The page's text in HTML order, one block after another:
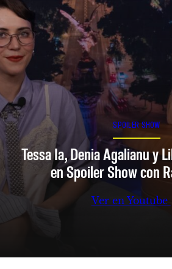
SPOILER SHOW
Tessa Ia, Denia Agalianu y
en Spoiler Show con
Ver en Youtube